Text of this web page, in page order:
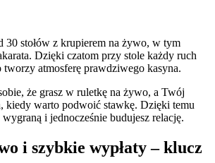
30 stołów z krupierem na żywo, w tym
Dzięki czatom przy stole każdy ruch
tworzy atmosferę prawdziwego kasyna.
że grasz w ruletkę na żywo, a Twój
kiedy warto podwoić stawkę. Dzięki temu
wygraną i jednocześnie budujesz relację.
i szybkie wypłaty – klucz